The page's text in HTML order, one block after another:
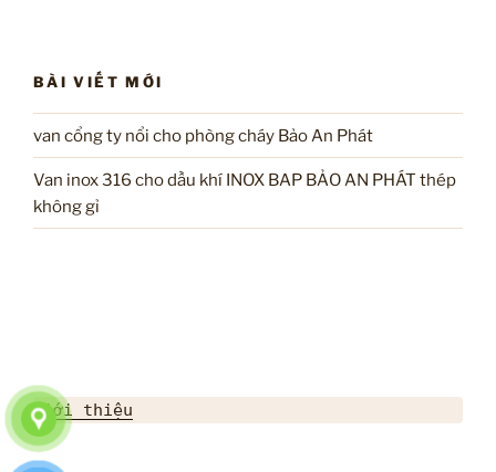
BÀI VIẾT MỚI
van cổng ty nổi cho phòng cháy Bảo An Phát
Van inox 316 cho dầu khí INOX BAP BẢO AN PHÁT thép
không gỉ
Giới thiệu